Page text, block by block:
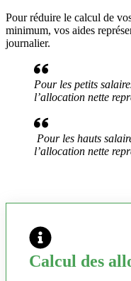
Pour réduire le calcul de
minimum, vos aides
journalier.
Pour les petits
l’allocation nette
Pour les hauts
l’allocation nette
Calcul des